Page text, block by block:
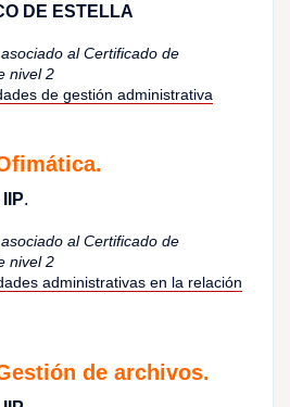
DE ESTELLA
al Certificado de
nivel 2
de gestión administrativa
.
al Certificado de
nivel 2
administrativas en la relación
de archivos.